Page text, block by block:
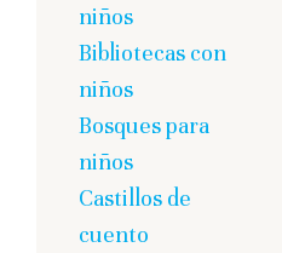
niños
Bibliotecas con
niños
Bosques para
niños
Castillos de
cuento